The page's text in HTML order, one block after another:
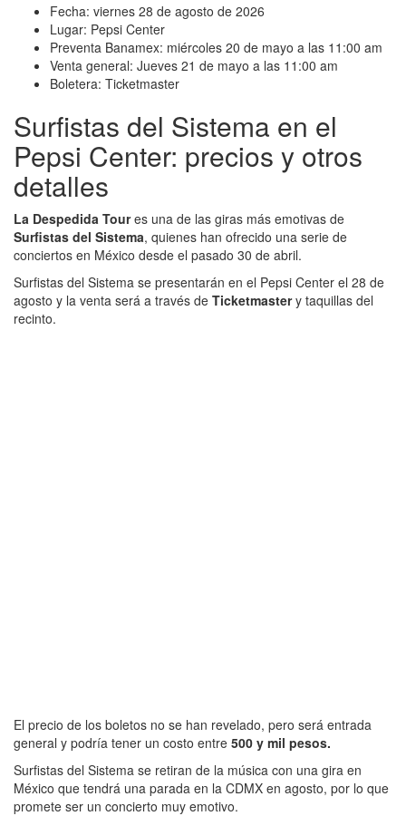
Fecha: viernes 28 de agosto de 2026
Lugar: Pepsi Center
Preventa Banamex: miércoles 20 de mayo a las 11:00 am
Venta general: Jueves 21 de mayo a las 11:00 am
Boletera: Ticketmaster
Surfistas del Sistema en el
Pepsi Center: precios y otros
detalles
La Despedida Toures una de las giras más emotivas de
Surfistas del Sistema, quienes han ofrecido una serie de
conciertos en México desde el pasado 30 de abril.
Surfistas del Sistema se presentarán en el Pepsi Center el 28 de
agosto y la venta será a través de Ticketmastery taquillas del
recinto.
El precio de los boletos no se han revelado, pero será entrada
general y podría tener un costo entre 500 y mil pesos.
Surfistas del Sistema se retiran de la música con una gira en
México que tendrá una parada en la CDMX en agosto, por lo que
promete ser un concierto muy emotivo.